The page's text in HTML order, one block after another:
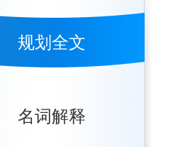
规划全文
名词解释